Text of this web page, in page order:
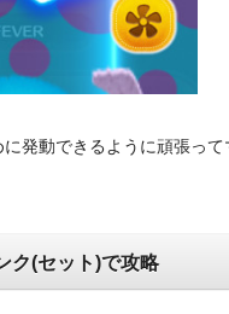
発動できるように頑張って
ク(セット)で攻略